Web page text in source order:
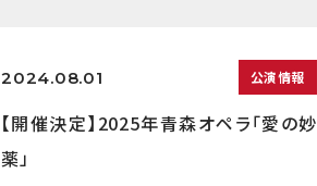
2024.08.01 公演情報
【開催決定】2025年青森オペラ「愛の妙
薬」